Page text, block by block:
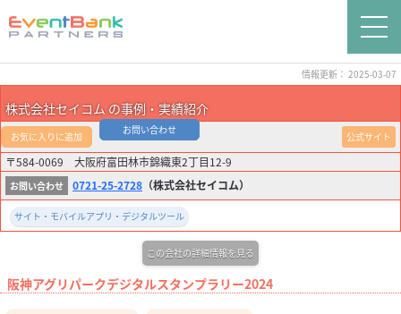
情報更新： 2025-03-07
株式会社セイコム の事例・実績紹介
お気に入りに追加
〒584-0069 大阪府富田林市錦織東2丁目12-9
0721-25-2728 （株式会社セイコム）
公式サイト
お問い合わせ
サイト・モバイルアプリ・デジタルツール
この会社の詳細情報を見る
阪神アグリパークデジタルスタンプラリー2024